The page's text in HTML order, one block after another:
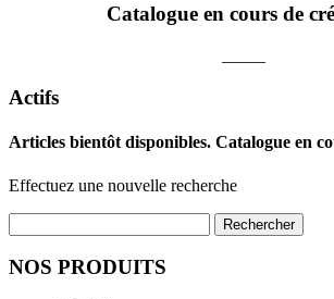
Catalogue en cours de
Actifs
Articles bientôt disponibles. Catalogue en
Effectuez une nouvelle recherche
Rechercher
NOS PRODUITS